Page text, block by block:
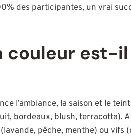
des participantes, un vrai
couleur est-
l’ambiance, la saison et le
bordeaux, blush, terracotta).
pêche, menthe) ou vifs